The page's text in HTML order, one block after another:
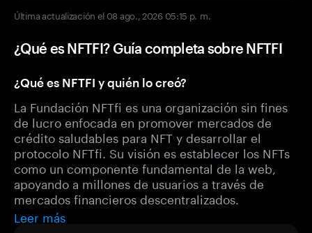
Última actualización el 08 ago., 2026 05:15 p. m.
¿Qué es NFTFI? Guía completa sobre NFTFI
¿Qué es NFTFI y quién lo creó?
La Fundación NFTfi es una organización sin fines
de lucro enfocada en promover mercados de
crédito saludables para NFT y desarrollar el
protocolo NFTfi. Su visión es establecer los NFTs
como un componente fundamental de la web,
apoyando a millones de usuarios a través de
mercados financieros descentralizados.
Leer más